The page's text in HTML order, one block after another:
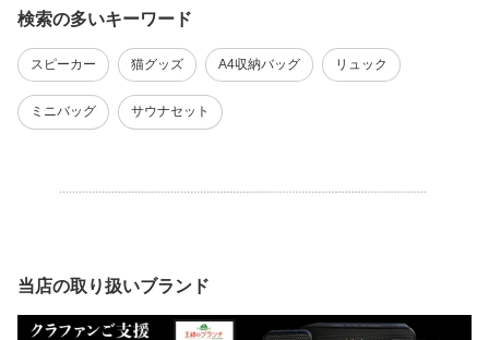
0台同時再生 取り付けス
トラップ付き
側 ファスナー 女の子 女
子 女性 キッピス モチー
フ 北欧 251-KEKP294
検索の多いキーワード
スピーカー 猫グッズ A4収納バッグ リュック
ミニバッグ サウナセット
当店の取り扱いブランド